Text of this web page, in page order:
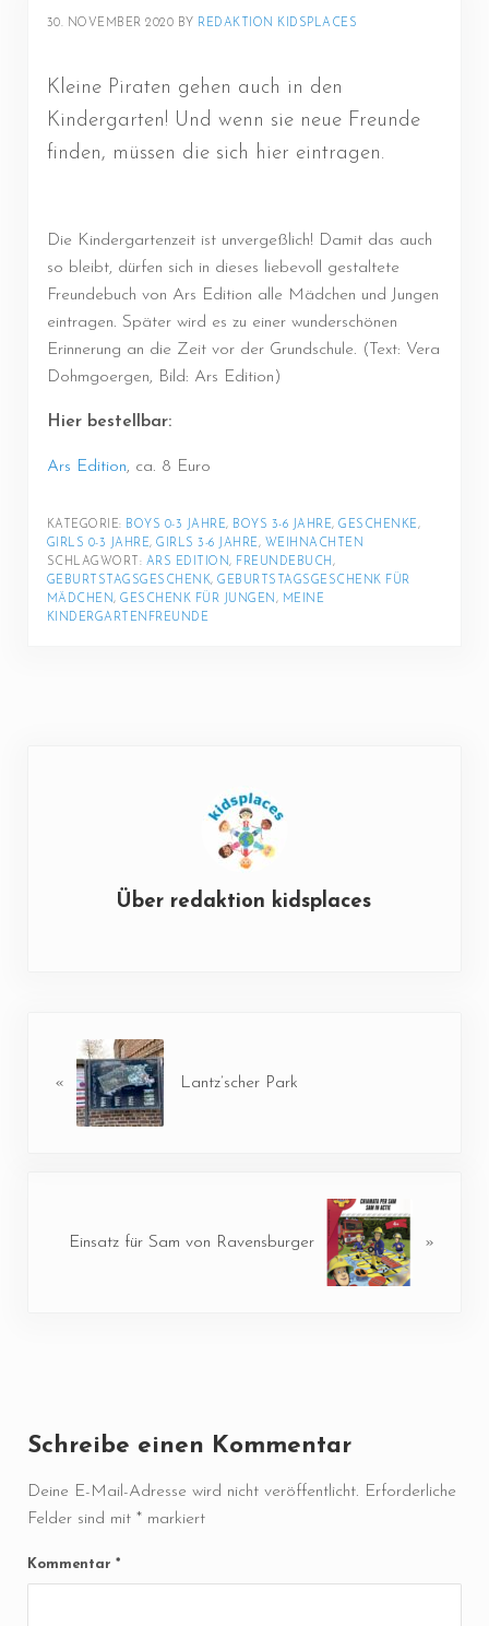
30. NOVEMBER 2020 BY REDAKTION KIDSPLACES
Kleine Piraten gehen auch in den
Kindergarten! Und wenn sie neue Freunde
finden, müssen die sich hier eintragen.
Die Kindergartenzeit ist unvergeßlich! Damit das auch
so bleibt, dürfen sich in dieses liebevoll gestaltete
Freundebuch von Ars Edition alle Mädchen und Jungen
eintragen. Später wird es zu einer wunderschönen
Erinnerung an die Zeit vor der Grundschule. (Text: Vera
Dohmgoergen, Bild: Ars Edition)
Hier bestellbar:
Ars Edition, ca. 8 Euro
KATEGORIE: BOYS 0-3 JAHRE, BOYS 3-6 JAHRE, GESCHENKE
GIRLS 0-3 JAHRE, GIRLS 3-6 JAHRE, WEIHNACHTEN
SCHLAGWORT: ARS EDITION, FREUNDEBUCH
GEBURTSTAGSGESCHENK, GEBURTSTAGSGESCHENK FÜR
MÄDCHEN, GESCHENK FÜR JUNGEN, MEINE
KINDERGARTENFREUNDE
Über redaktion kidsplaces
« Lantz’scher Park
Einsatz für Sam von Ravensburger »
Schreibe einen Kommentar
Deine E-Mail-Adresse wird nicht veröffentlicht. Erforderliche
Felder sind mit *markiert
Kommentar *